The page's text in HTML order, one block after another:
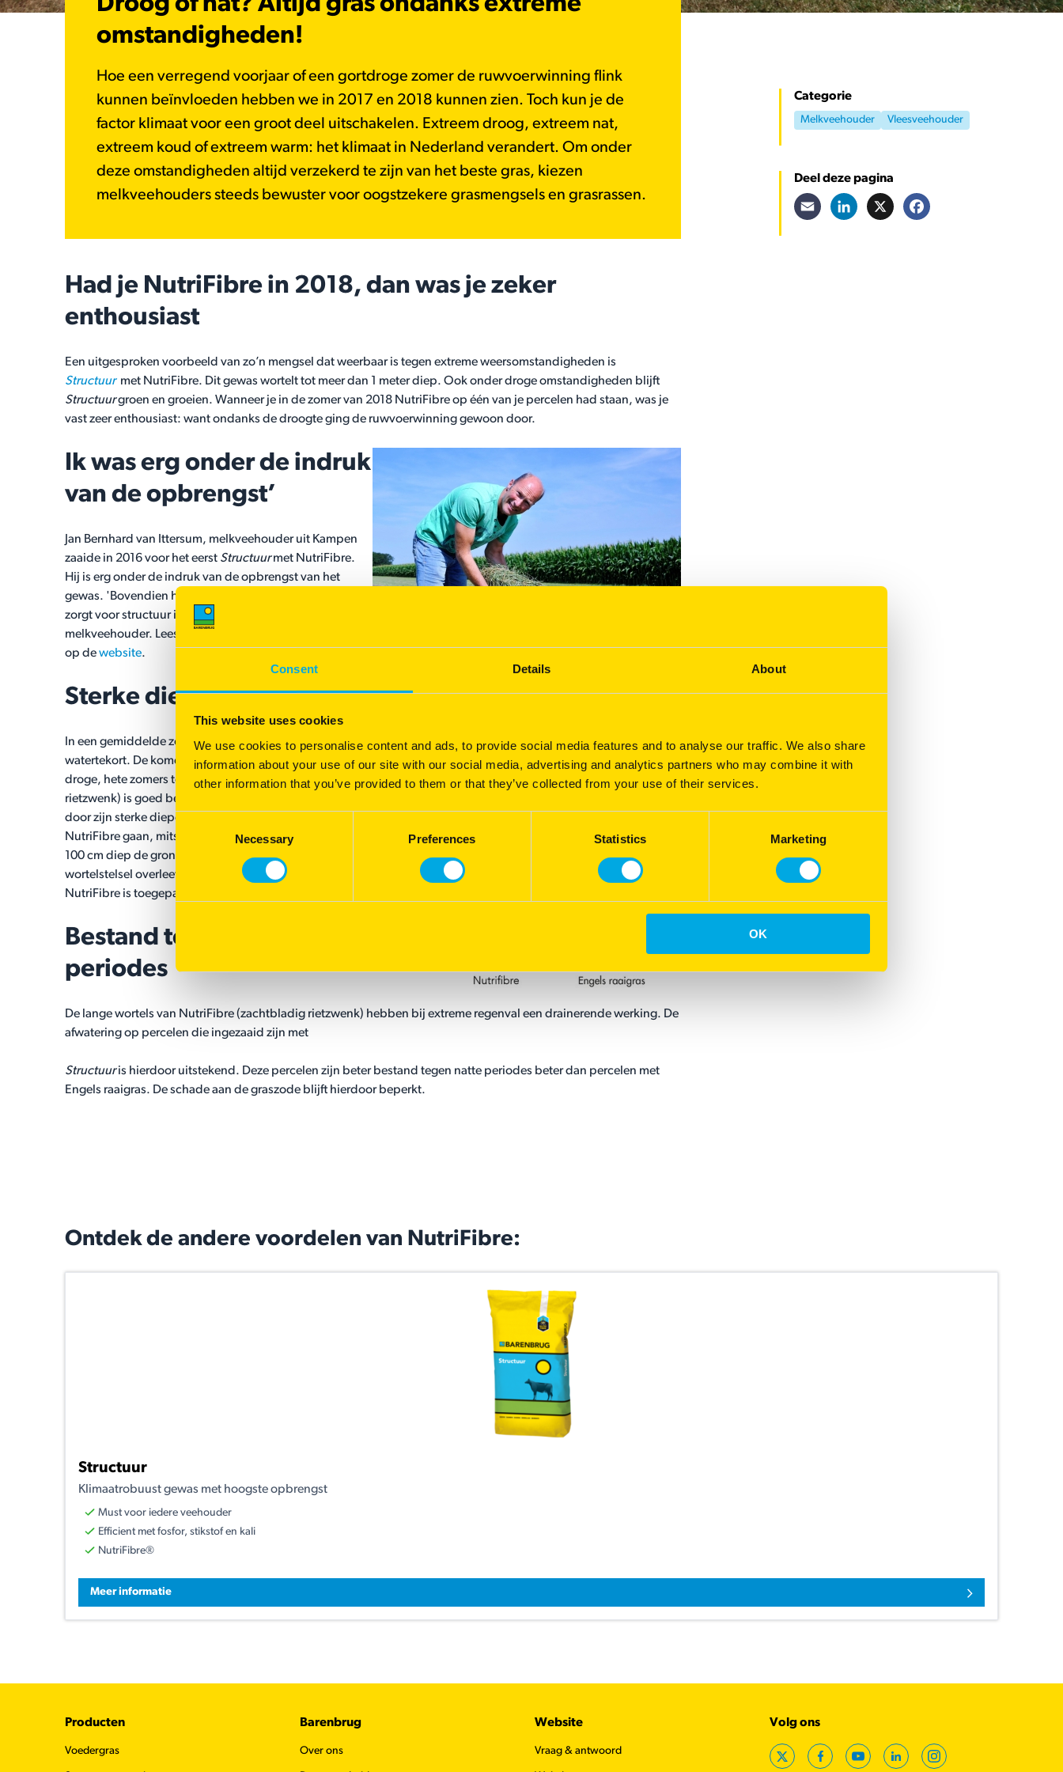
Consent Details About
This website uses cookies
We use cookies to personalise content and ads, to provide social media features and to analyse our traffic. We also share
information about your use of our site with our social media, advertising and analytics partners who may combine it with
other information that you’ve provided to them or that they’ve collected from your use of their services.
Consent
Selection
Necessary Preferences Statistics Marketing
OK
omstandigheden!
Hoe een verregend voorjaar of een gortdroge zomer de ruwvoerwinning flink
kunnen beïnvloeden hebben we in 2017 en 2018 kunnen zien. Toch kun je de
factor klimaat voor een groot deel uitschakelen. Extreem droog, extreem nat,
extreem koud of extreem warm: het klimaat in Nederland verandert. Om onder
deze omstandigheden altijd verzekerd te zijn van het beste gras, kiezen
melkveehouders steeds bewuster voor oogstzekere grasmengsels en grasrassen.
Had je NutriFibre in 2018, dan was je zeker
enthousiast
Een uitgesproken voorbeeld van zo’n mengsel dat weerbaar is tegen extreme weersomstandigheden is
Structuur met NutriFibre. Dit gewas wortelt tot meer dan 1 meter diep. Ook onder droge omstandigheden blijft
Structuurgroen en groeien. Wanneer je in de zomer van 2018 NutriFibre op één van je percelen had staan, was je
vast zeer enthousiast: want ondanks de droogte ging de ruwvoerwinning gewoon door.
Ik was erg onder de indruk
van de opbrengst’
Jan Bernhard van Ittersum, melkveehouder uit Kampen
zaaide in 2016 voor het eerst Structuurmet NutriFibre.
Hij is erg onder de indruk van de opbrengst van het
gewas. 'Bovendien heeft het gewas structuurrijk blad dat
zorgt voor structuur in het rantsoen', aldus de tevreden
melkveehouder. Lees de hele reportage met Jan Bernhard
op dewebsite.
Sterke diepe beworteling
In een gemiddelde zomer heeft gras drie maanden
watertekort. De komende decennia neemt de kans op
droge, hete zomers toe. NutriFibre (zachtbladig
rietzwenk) is goed bestand tegen deze droge periodes
door zijn sterke diepe beworteling. De wortels van
NutriFibre gaan, mits de bodem het toelaat, meer dan
100 cm diep de grond in. Dankzij het sterke grote
wortelstelsel overleeft NutriFibre deze droge periodes.
NutriFibre is toegepast in het mengsel
Bestand tegen natte
periodes
De lange wortels van NutriFibre (zachtbladig rietzwenk) hebben bij extreme regenval een drainerende werking. De
afwatering op percelen die ingezaaid zijn met
Structuuris hierdoor uitstekend. Deze percelen zijn beter bestand tegen natte periodes beter dan percelen met
Engels raaigras. De schade aan de graszode blijft hierdoor beperkt.
Categorie
Melkveehouder Vleesveehouder
Deel deze pagina
Email LinkedIn
X Facebook
Ontdek de andere voordelen van NutriFibre:
Structuur
Klimaatrobuust gewas met hoogste opbrengst
Must voor iedere veehouder
Efficient met fosfor, stikstof en kali
NutriFibre®
Meer informatie
Footer
Producten
Voedergras
Barenbrug
Over ons
Website
Vraag & antwoord
Volg ons
X FacebookYouTubeLinkedInInstagram